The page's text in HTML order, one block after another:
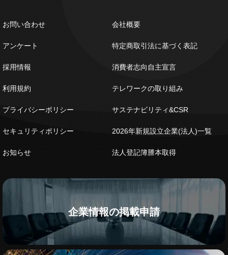
お問い合わせ
アンケート
採用情報
利用規約
プライバシーポリシー
セキュリティポリシー
お知らせ
会社概要
特定商取引法に基づく表記
消費者志向自主宣言
テレワークの取り組み
サステナビリティ&CSR
2026年新規設立企業(法人)一覧
法人登記簿謄本取得
企業情報の掲載申請